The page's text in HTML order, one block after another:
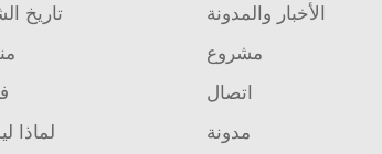
تاريخ
لماذا
الأخبار والمدونة
مشروع
اتصال
مدونة